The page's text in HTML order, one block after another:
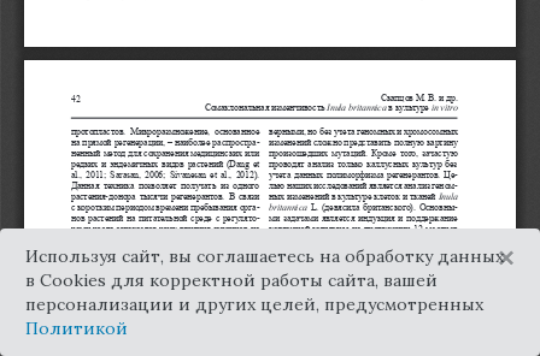
Используя сайт, вы соглашаетесь на обработку данных
в Cookies для корректной работы сайта, вашей
персонализации и других целей, предусмотренных
Политикой
×